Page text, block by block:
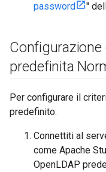
password
"
predefinita
Per configurare il
predefinito:
Connettiti al
come Apache
OpenLDAP